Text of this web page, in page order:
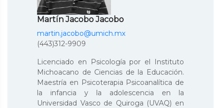
Martín Jacobo Jacobo
martin.jacobo@umich.mx
(443)312-9909
Licenciado en Psicología por el Instituto
Michoacano de Ciencias de la Educación.
Maestría en Psicoterapia Psicoanalítica de
la infancia y la adolescencia en la
Universidad Vasco de Quiroga (UVAQ) en